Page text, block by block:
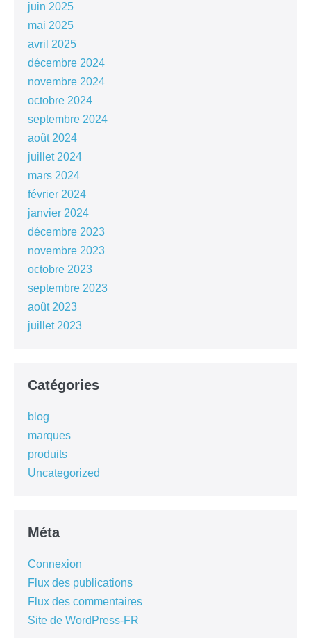
juin 2025
mai 2025
avril 2025
décembre 2024
novembre 2024
octobre 2024
septembre 2024
août 2024
juillet 2024
mars 2024
février 2024
janvier 2024
décembre 2023
novembre 2023
octobre 2023
septembre 2023
août 2023
juillet 2023
Catégories
blog
marques
produits
Uncategorized
Méta
Connexion
Flux des publications
Flux des commentaires
Site de WordPress-FR